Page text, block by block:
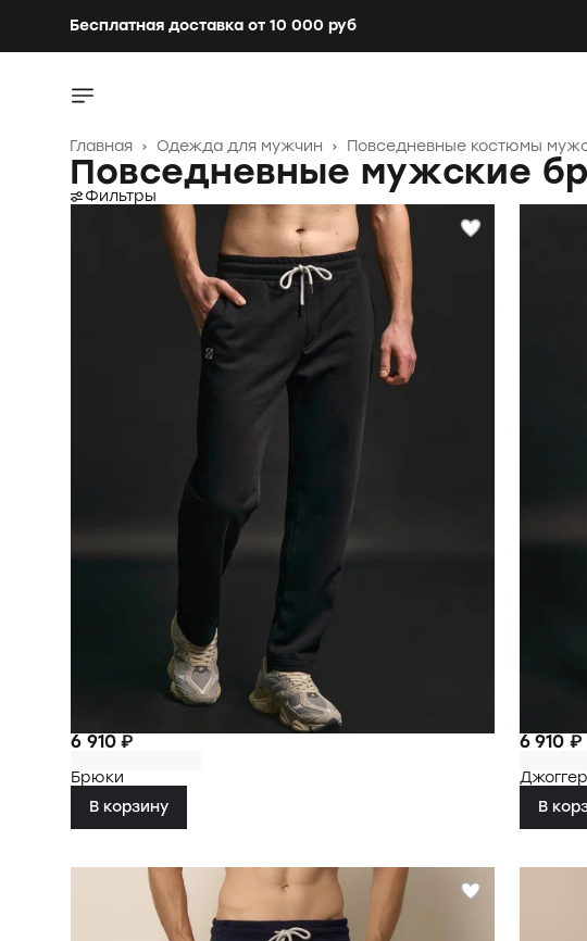
Бесплатная доставка от 10 000 руб
Повседневные костюмы
Одежда для мужчин ›
Главная ›
Повседневные мужские
Фильтры
6 910 ₽
Брюки
В корзину
6 910 ₽
В